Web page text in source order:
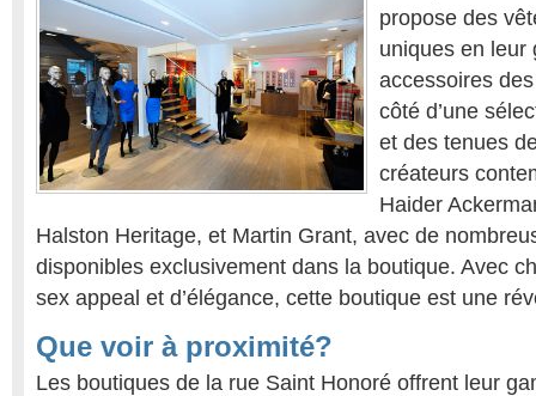
propose des
uniques en leur
accessoires
côté d’une
et des tenues
créateurs
Haider
Halston Heritage, et Martin Grant, avec de
disponibles exclusivement dans la boutique. Avec
sex appeal et d’élégance, cette boutique est une
Que voir à proximité?
Les boutiques de la rue Saint Honoré offrent leur